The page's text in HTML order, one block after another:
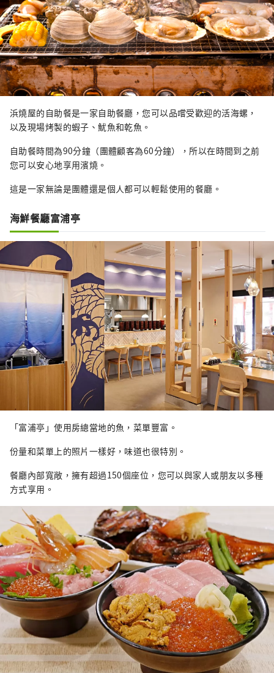
浜燒屋的自助餐是一家自助餐廳，您可以品嚐受歡迎的活海螺，
以及現場烤製的蝦子、魷魚和乾魚。
自助餐時間為90分鐘（團體顧客為60分鐘），所以在時間到之前
您可以安心地享用濱燒。
這是一家無論是團體還是個人都可以輕鬆使用的餐廳。
海鮮餐廳富浦亭
「富浦亭」使用房總當地的魚，菜單豐富。
份量和菜單上的照片一樣好，味道也很特別。
餐廳內部寬敞，擁有超過150個座位，您可以與家人或朋友以多種
方式享用。